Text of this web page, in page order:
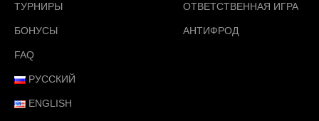
ТУРНИРЫ
БОНУСЫ
FAQ
РУССКИЙ
ENGLISH
ОТВЕТСТВЕННАЯ ИГРА
АНТИФРОД